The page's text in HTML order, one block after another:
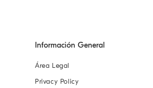
Información General
Área Legal
Privacy Policy